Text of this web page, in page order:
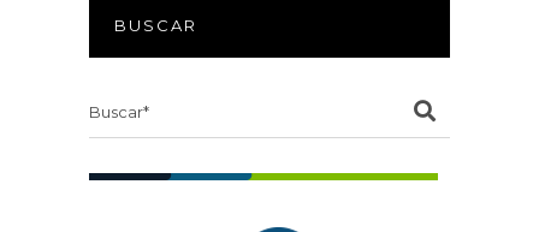
BUSCAR